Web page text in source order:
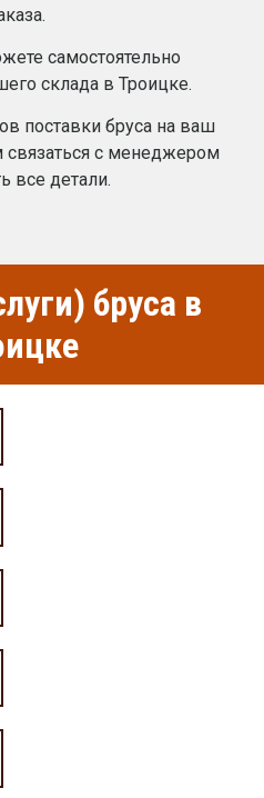
самостоятельно
склада в Троицке.
поставки бруса на ваш
с менеджером
все детали.
бруса в